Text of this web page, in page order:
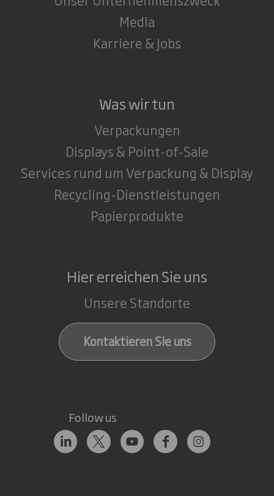
Media
Karriere & Jobs
Was wir tun
Verpackungen
Displays & Point-of-Sale
Services rund um Verpackung & Display
Recycling-Dienstleistungen
Papierprodukte
Hier erreichen Sie uns
Unsere Standorte
Kontaktieren Sie uns
Follow us